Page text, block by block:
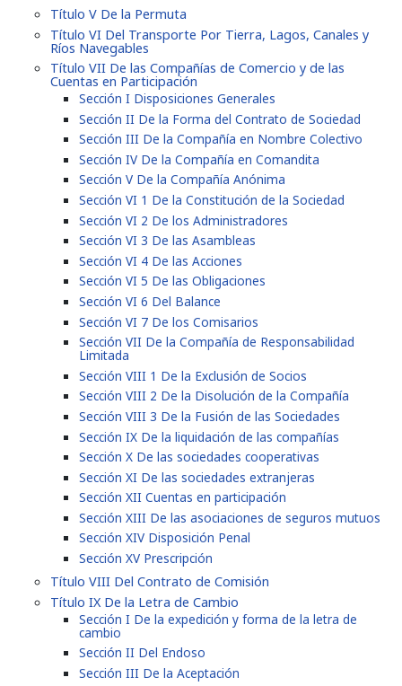
Título V De la Permuta
Título VI Del Transporte Por Tierra, Lagos, Canales y
Ríos Navegables
Título VII De las Compañías de Comercio y de las
Cuentas en Participación
Sección I Disposiciones Generales
Sección II De la Forma del Contrato de Sociedad
Sección III De la Compañía en Nombre Colectivo
Sección IV De la Compañía en Comandita
Sección V De la Compañía Anónima
Sección VI 1 De la Constitución de la Sociedad
Sección VI 2 De los Administradores
Sección VI 3 De las Asambleas
Sección VI 4 De las Acciones
Sección VI 5 De las Obligaciones
Sección VI 6 Del Balance
Sección VI 7 De los Comisarios
Sección VII De la Compañía de Responsabilidad
Limitada
Sección VIII 1 De la Exclusión de Socios
Sección VIII 2 De la Disolución de la Compañía
Sección VIII 3 De la Fusión de las Sociedades
Sección IX De la liquidación de las compañías
Sección X De las sociedades cooperativas
Sección XI De las sociedades extranjeras
Sección XII Cuentas en participación
Sección XIII De las asociaciones de seguros mutuos
Sección XIV Disposición Penal
Sección XV Prescripción
Título VIII Del Contrato de Comisión
Título IX De la Letra de Cambio
Sección I De la expedición y forma de la letra de
cambio
Sección II Del Endoso
Sección III De la Aceptación